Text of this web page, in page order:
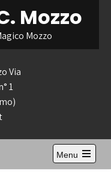
Mozzo
Mozzo
Via
1
Menu
Open